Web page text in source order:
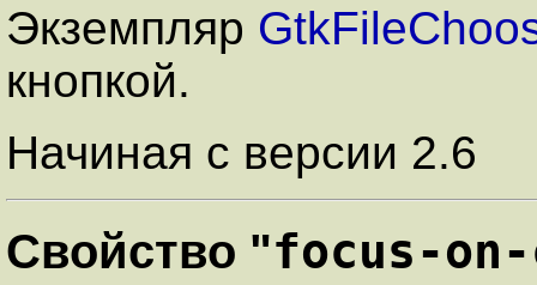
Экземпляр
кнопкой.
Начиная с версии 2.6
Свойство "focus-